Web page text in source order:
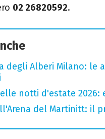
02 26820592.
degli Alberi Milano: le
notti d'estate 2026:
del Martinitt: il